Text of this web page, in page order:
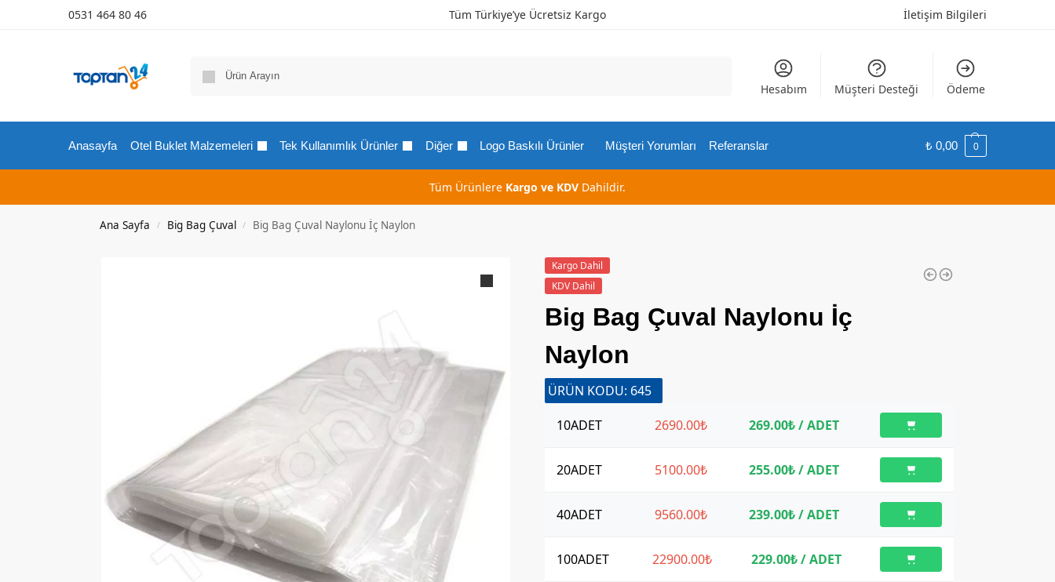
0531 464 80 46 Tüm Türkiye’ye Ücretsiz Kargo İletişim Bilgileri
Hesabım Müşteri Desteği Ödeme
Anasayfa Otel Buklet Malzemeleri Tek Kullanımlık Ürünler Diğer Logo Baskılı Ürünler Müşteri Yorumları Referanslar ₺ 0,00 0
Tüm Ürünlere Kargo ve KDV Dahildir.
Ana Sayfa / Big Bag Çuval / Big Bag Çuval Naylonu İç Naylon
Kargo Dahil
KDV Dahil
Big Bag Çuval Naylonu İç
Naylon
ÜRÜN KODU: 645
10ADET 2690.00₺ 269.00₺/ ADET
20ADET 5100.00₺ 255.00₺/ ADET
40ADET 9560.00₺ 239.00₺/ ADET
100ADET 22900.00₺ 229.00₺/ ADET